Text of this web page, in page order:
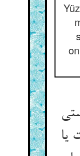
یا